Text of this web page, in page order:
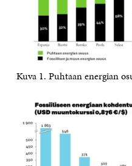
Kuva 1. Puhtaan energian